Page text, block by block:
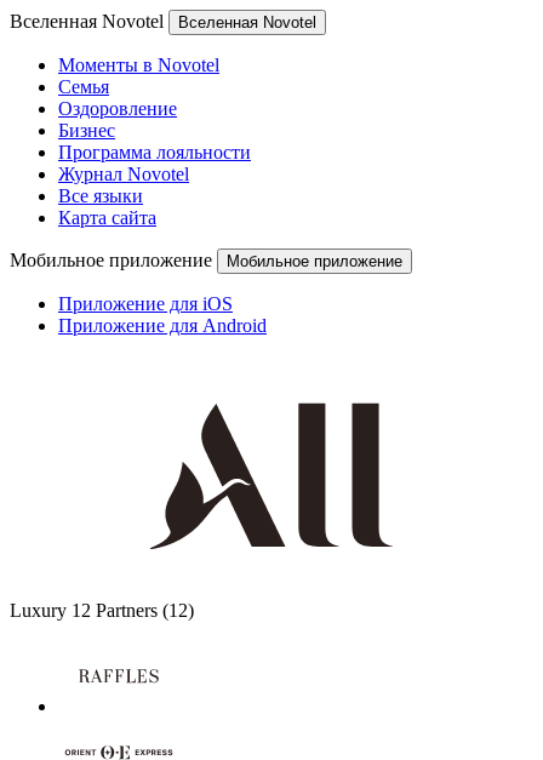
Вселенная Novotel Вселенная Novotel
Моменты в Novotel
Семья
Оздоровление
Бизнес
Программа лояльности
Журнал Novotel
Все языки
Карта сайта
Мобильное приложение Мобильное приложение
Приложение для iOS
Приложение для Android
Luxury 12 Partners (12)